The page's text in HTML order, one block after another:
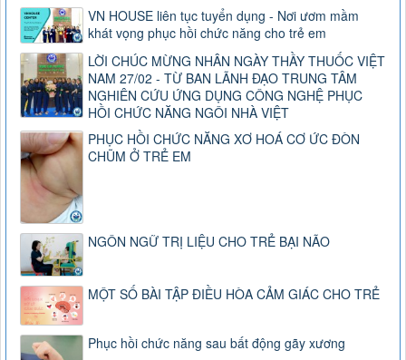
VN HOUSE liên tục tuyển dụng - Nơi ươm mầm
khát vọng phục hồi chức năng cho trẻ em
LỜI CHÚC MỪNG NHÂN NGÀY THẦY THUỐC VIỆT
NAM 27/02 - TỪ BAN LÃNH ĐẠO TRUNG TÂM
NGHIÊN CỨU ỨNG DỤNG CÔNG NGHỆ PHỤC
HỒI CHỨC NĂNG NGÔI NHÀ VIỆT
PHỤC HỒI CHỨC NĂNG XƠ HOÁ CƠ ỨC ĐÒN
CHŨM Ở TRẺ EM
NGÔN NGỮ TRỊ LIỆU CHO TRẺ BẠI NÃO
MỘT SỐ BÀI TẬP ĐIỀU HÒA CẢM GIÁC CHO TRẺ
Phục hồi chức năng sau bất động gãy xương